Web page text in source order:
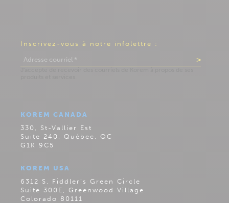
Inscrivez-vous à notre infolettre :
KOREM CANADA
330, St-Vallier Est
Suite 240, Québec, QC
G1K 9C5
KOREM USA
6312 S. Fiddler’s Green Circle
Suite 300E, Greenwood Village
Colorado 80111